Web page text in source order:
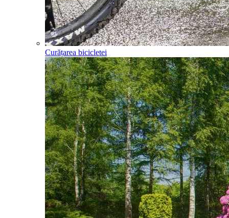
Curățarea bicicletei